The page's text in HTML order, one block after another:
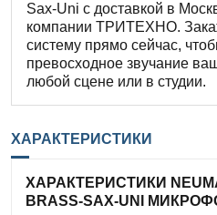
Sax-Uni с доставкой в
компании ТРИТЕХНО.
систему прямо сейчас,
превосходное звучание
любой сцене или в студии.
ХАРАКТЕРИСТИКИ
ХАРАКТЕРИСТИКИ
BRASS-SAX-UNI